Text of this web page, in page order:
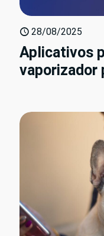
28/08/2025
Aplicativos
vaporizador